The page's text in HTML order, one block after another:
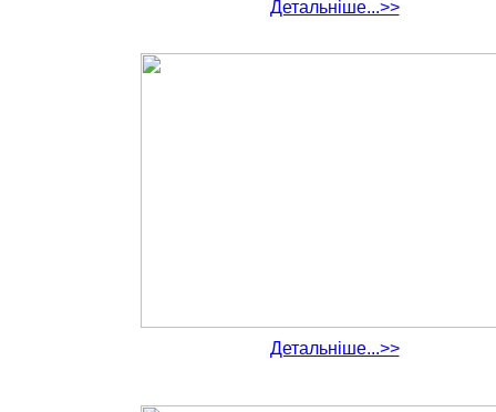
Детальніше...>>
Детальніше...>>